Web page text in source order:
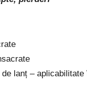
lanț – aplicabilitate